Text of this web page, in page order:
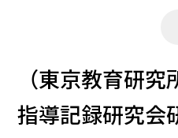
（東京教育研
指導記録研究会